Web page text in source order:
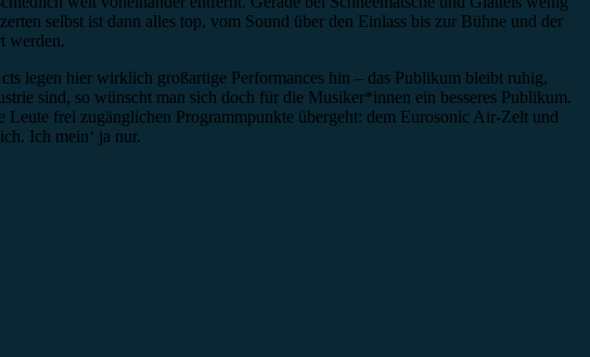
selbst ist dann alles top, vom Sound über den Einlass bis zur Bühne und der
werden.
legen hier wirklich großartige Performances hin – das Publikum bleibt ruhig,
sind, so wünscht man sich doch für die Musiker*innen ein besseres Publikum.
Leute frei zugänglichen Programmpunkte übergeht: dem Eurosonic Air-Zelt und
Ich mein‘ ja nur.